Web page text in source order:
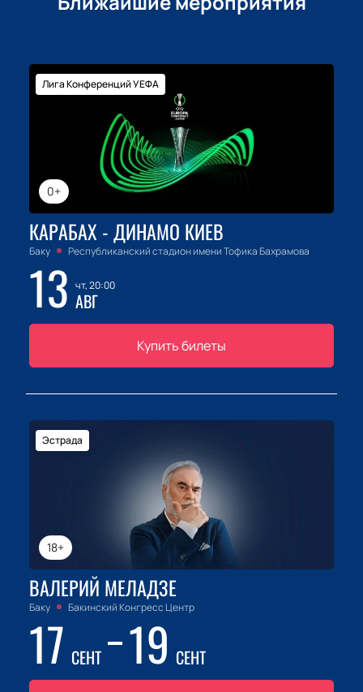
0+
Лига Конференций УЕФА
КАРАБАХ - ДИНАМО КИЕВ
Баку Республиканский стадион имени Тофика Бахрамова
13 чт, 20:00
АВГ
Купить билеты
18+
Эстрада
ВАЛЕРИЙ МЕЛАДЗЕ
Баку Бакинский Конгресс Центр
17 СЕНТ 19 СЕНТ